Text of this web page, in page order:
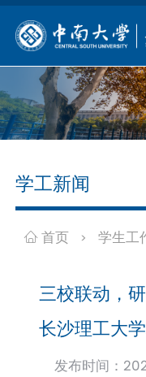
学工新闻
首页 > 学生工
三校联动，
长沙理工大
发布时间：